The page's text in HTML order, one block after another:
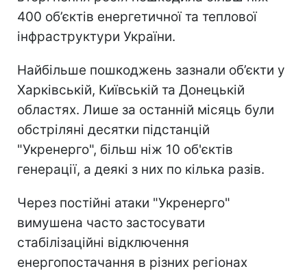
400 об’єктів енергетичної та теплової
інфраструктури України.
Найбільше пошкоджень зазнали об’єкти у
Харківській, Київській та Донецькій
областях. Лише за останній місяць були
обстріляні десятки підстанцій
"Укренерго", більш ніж 10 об'єктів
генерації, а деякі з них по кілька разів.
Через постійні атаки "Укренерго"
вимушена часто застосувати
стабілізаційні відключення
енергопостачання в різних регіонах